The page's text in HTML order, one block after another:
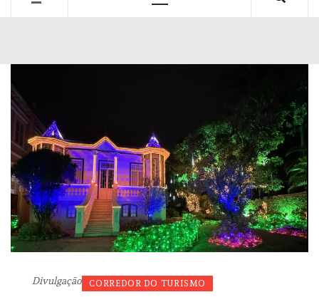
Divulgação CORREDOR DO TURISMO